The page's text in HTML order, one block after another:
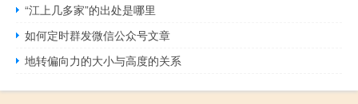
“江上几多家”的出处是哪里
如何定时群发微信公众号文章
地转偏向力的大小与高度的关系